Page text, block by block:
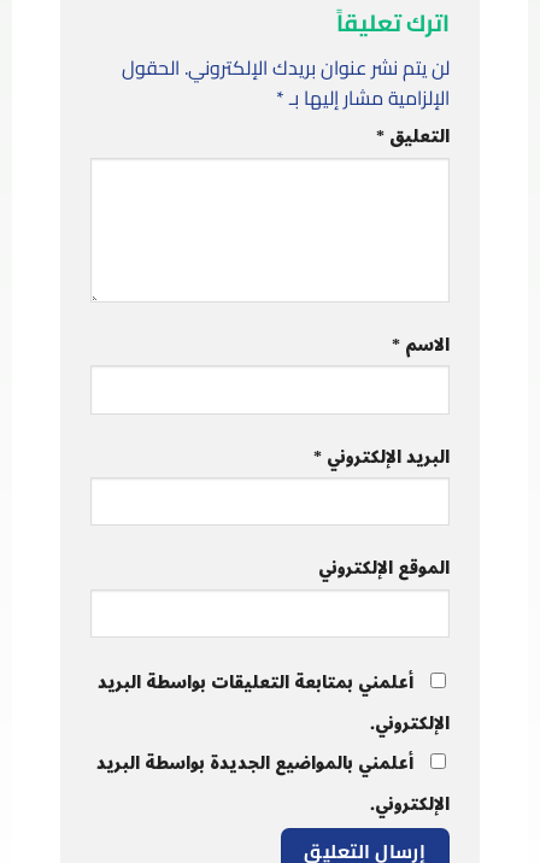
اترك تعليقاً
لن يتم نشر عنوان بريدك الإلكتروني. الحقول
الإلزامية مشار إليها بـ*
التعليق*
الاسم*
البريد الإلكتروني*
الموقع الإلكتروني
أعلمني بمتابعة التعليقات بواسطة البريد
الإلكتروني.
أعلمني بالمواضيع الجديدة بواسطة البريد
الإلكتروني.